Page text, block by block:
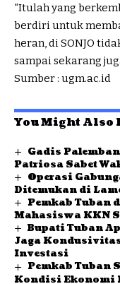
“Itulah yang
berdiri untuk
heran, di SONJO
sampai sekarang
Sumber : ugm.ac.id
You Might Also
Gadis
Patriosa Sabet
Operasi
Ditemukan di
Pemkab Tuban
Mahasiswa KKN
Bupati Tuban
Jaga
Investasi
Pemkab Tuban
Kondisi Ekonomi